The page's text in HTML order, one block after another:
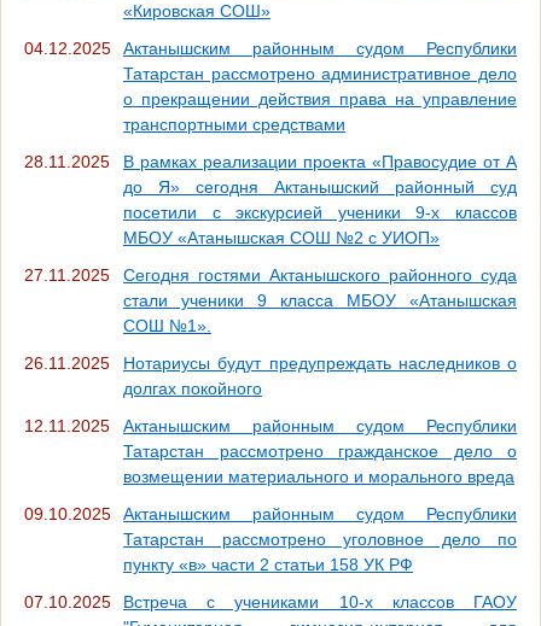
«Кировская СОШ»
04.12.2025
Актанышским районным судом Республики
Татарстан рассмотрено административное дело
о прекращении действия права на управление
транспортными средствами
28.11.2025
В рамках реализации проекта «Правосудие от А
до Я» сегодня Актанышский районный суд
посетили с экскурсией ученики 9-х классов
МБОУ «Атанышская СОШ №2 с УИОП»
27.11.2025
Сегодня гостями Актанышского районного суда
стали ученики 9 класса МБОУ «Атанышская
СОШ №1».
26.11.2025
Нотариусы будут предупреждать наследников о
долгах покойного
12.11.2025
Актанышским районным судом Республики
Татарстан рассмотрено гражданское дело о
возмещении материального и морального вреда
09.10.2025
Актанышским районным судом Республики
Татарстан рассмотрено уголовное дело по
пункту «в» части 2 статьи 158 УК РФ
07.10.2025
Встреча с учениками 10-х классов ГАОУ